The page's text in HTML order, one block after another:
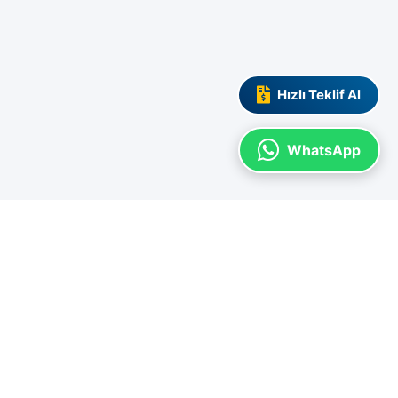
Hızlı Teklif Al
WhatsApp